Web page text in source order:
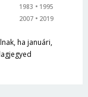
1983
1995
2007
2019
ha januári,